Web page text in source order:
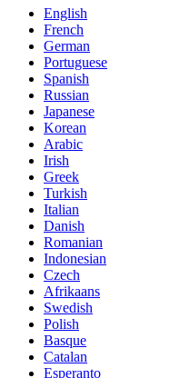
English
French
German
Portuguese
Spanish
Russian
Japanese
Korean
Arabic
Irish
Greek
Turkish
Italian
Danish
Romanian
Indonesian
Czech
Afrikaans
Swedish
Polish
Basque
Catalan
Esperanto